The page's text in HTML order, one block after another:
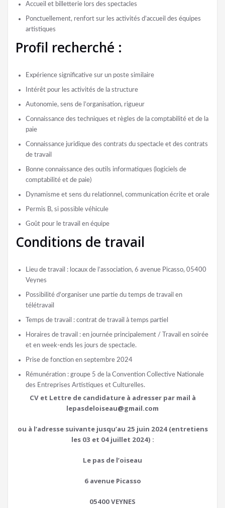
Accueil et billetterie lors des spectacles
Ponctuellement, renfort sur les activités d’accueil des équipes
artistiques
Profil recherché :
Expérience significative sur un poste similaire
Intérêt pour les activités de la structure
Autonomie, sens de l’organisation, rigueur
Connaissance des techniques et règles de la comptabilité et de la
paie
Connaissance juridique des contrats du spectacle et des contrats
de travail
Bonne connaissance des outils informatiques (logiciels de
comptabilité et de paie)
Dynamisme et sens du relationnel, communication écrite et orale
Permis B, si possible véhicule
Goût pour le travail en équipe
Conditions de travail
Lieu de travail : locaux de l’association, 6 avenue Picasso, 05400
Veynes
Possibilité d’organiser une partie du temps de travail en
télétravail
Temps de travail : contrat de travail à temps partiel
Horaires de travail : en journée principalement / Travail en soirée
et en week-ends les jours de spectacle.
Prise de fonction en septembre 2024
Rémunération : groupe 5 de la Convention Collective Nationale
des Entreprises Artistiques et Culturelles.
CV et Lettre de candidature à adresser par mail à
lepasdeloiseau@gmail.com
ou à l’adresse suivante jusqu’au 25 juin 2024 (entretiens
les 03 et 04 juillet 2024) :
Le pas de l’oiseau
6 avenue Picasso
05400 VEYNES